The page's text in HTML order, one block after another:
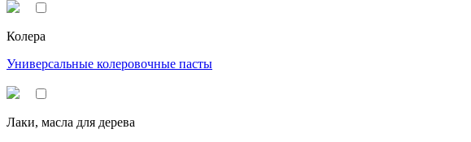
Колера
Универсальные колеровочные пасты
Лаки, масла для дерева